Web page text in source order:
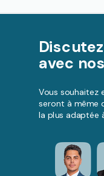
avec
Vous souhaitez
seront à même
la plus adaptée